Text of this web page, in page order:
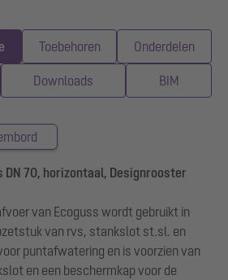
Toebehoren Onderdelen
Downloads BIM
70, horizontaal, Designrooster
van Ecoguss wordt gebruikt in
van rvs, stankslot st.sl. en
puntafwatering en is voorzien van
en een beschermkap voor de